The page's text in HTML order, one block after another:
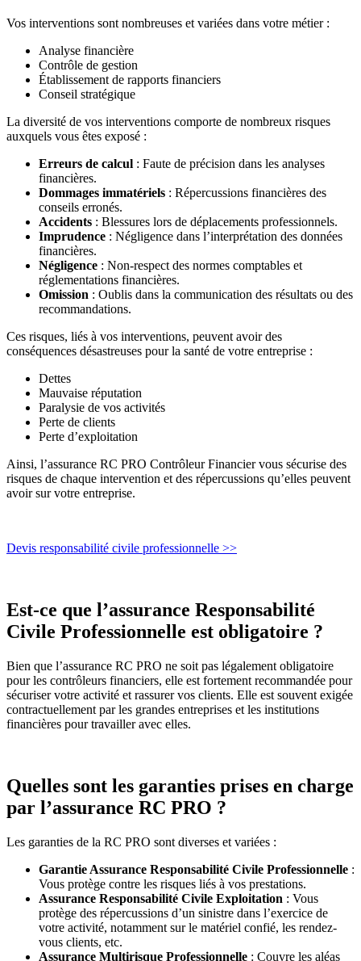
Vos interventions sont nombreuses et variées dans votre métier :
Analyse financière
Contrôle de gestion
Établissement de rapports financiers
Conseil stratégique
La diversité de vos interventions comporte de nombreux risques
auxquels vous êtes exposé :
Erreurs de calcul : Faute de précision dans les analyses
financières.
Dommages immatériels : Répercussions financières des
conseils erronés.
Accidents : Blessures lors de déplacements professionnels.
Imprudence : Négligence dans l’interprétation des données
financières.
Négligence : Non-respect des normes comptables et
réglementations financières.
Omission : Oublis dans la communication des résultats ou des
recommandations.
Ces risques, liés à vos interventions, peuvent avoir des
conséquences désastreuses pour la santé de votre entreprise :
Dettes
Mauvaise réputation
Paralysie de vos activités
Perte de clients
Perte d’exploitation
Ainsi, l’assurance RC PRO Contrôleur Financier vous sécurise des
risques de chaque intervention et des répercussions qu’elles peuvent
avoir sur votre entreprise.
Devis responsabilité civile professionnelle >>
Est-ce que l’assurance Responsabilité
Civile Professionnelle est obligatoire ?
Bien que l’assurance RC PRO ne soit pas légalement obligatoire
pour les contrôleurs financiers, elle est fortement recommandée pour
sécuriser votre activité et rassurer vos clients. Elle est souvent exigée
contractuellement par les grandes entreprises et les institutions
financières pour travailler avec elles.
Quelles sont les garanties prises en charge
par l’assurance RC PRO ?
Les garanties de la RC PRO sont diverses et variées :
Garantie Assurance Responsabilité Civile Professionnelle :
Vous protège contre les risques liés à vos prestations.
Assurance Responsabilité Civile Exploitation : Vous
protège des répercussions d’un sinistre dans l’exercice de
votre activité, notamment sur le matériel confié, les rendez-
vous clients, etc.
Assurance Multirisque Professionnelle : Couvre les aléas